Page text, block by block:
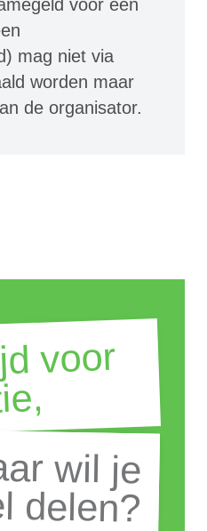
voor een
mag niet via
worden maar
de organisator.
voor
wil je
delen?
wil je
delen?